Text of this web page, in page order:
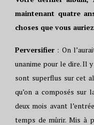
maintenant quatre
choses que vous
Perversifier : On
unanime pour le dire. Il
sont superflus sur cet
qu’on a composés sur
deux mois avant
temps de mûrir. Mis à